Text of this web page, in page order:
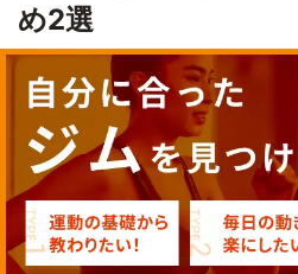
め2選